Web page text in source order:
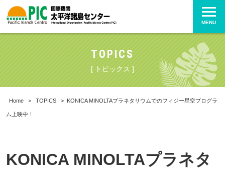
MENU
TOPICS
[ トピックス ]
Home > TOPICS > KONICA MINOLTAプラネタリウムでのフィジー星空プログラ
ム上映中！
KONICA MINOLTAプラネタ